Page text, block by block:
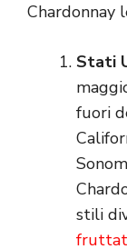
Chardonnay
Stati
fuori
stili